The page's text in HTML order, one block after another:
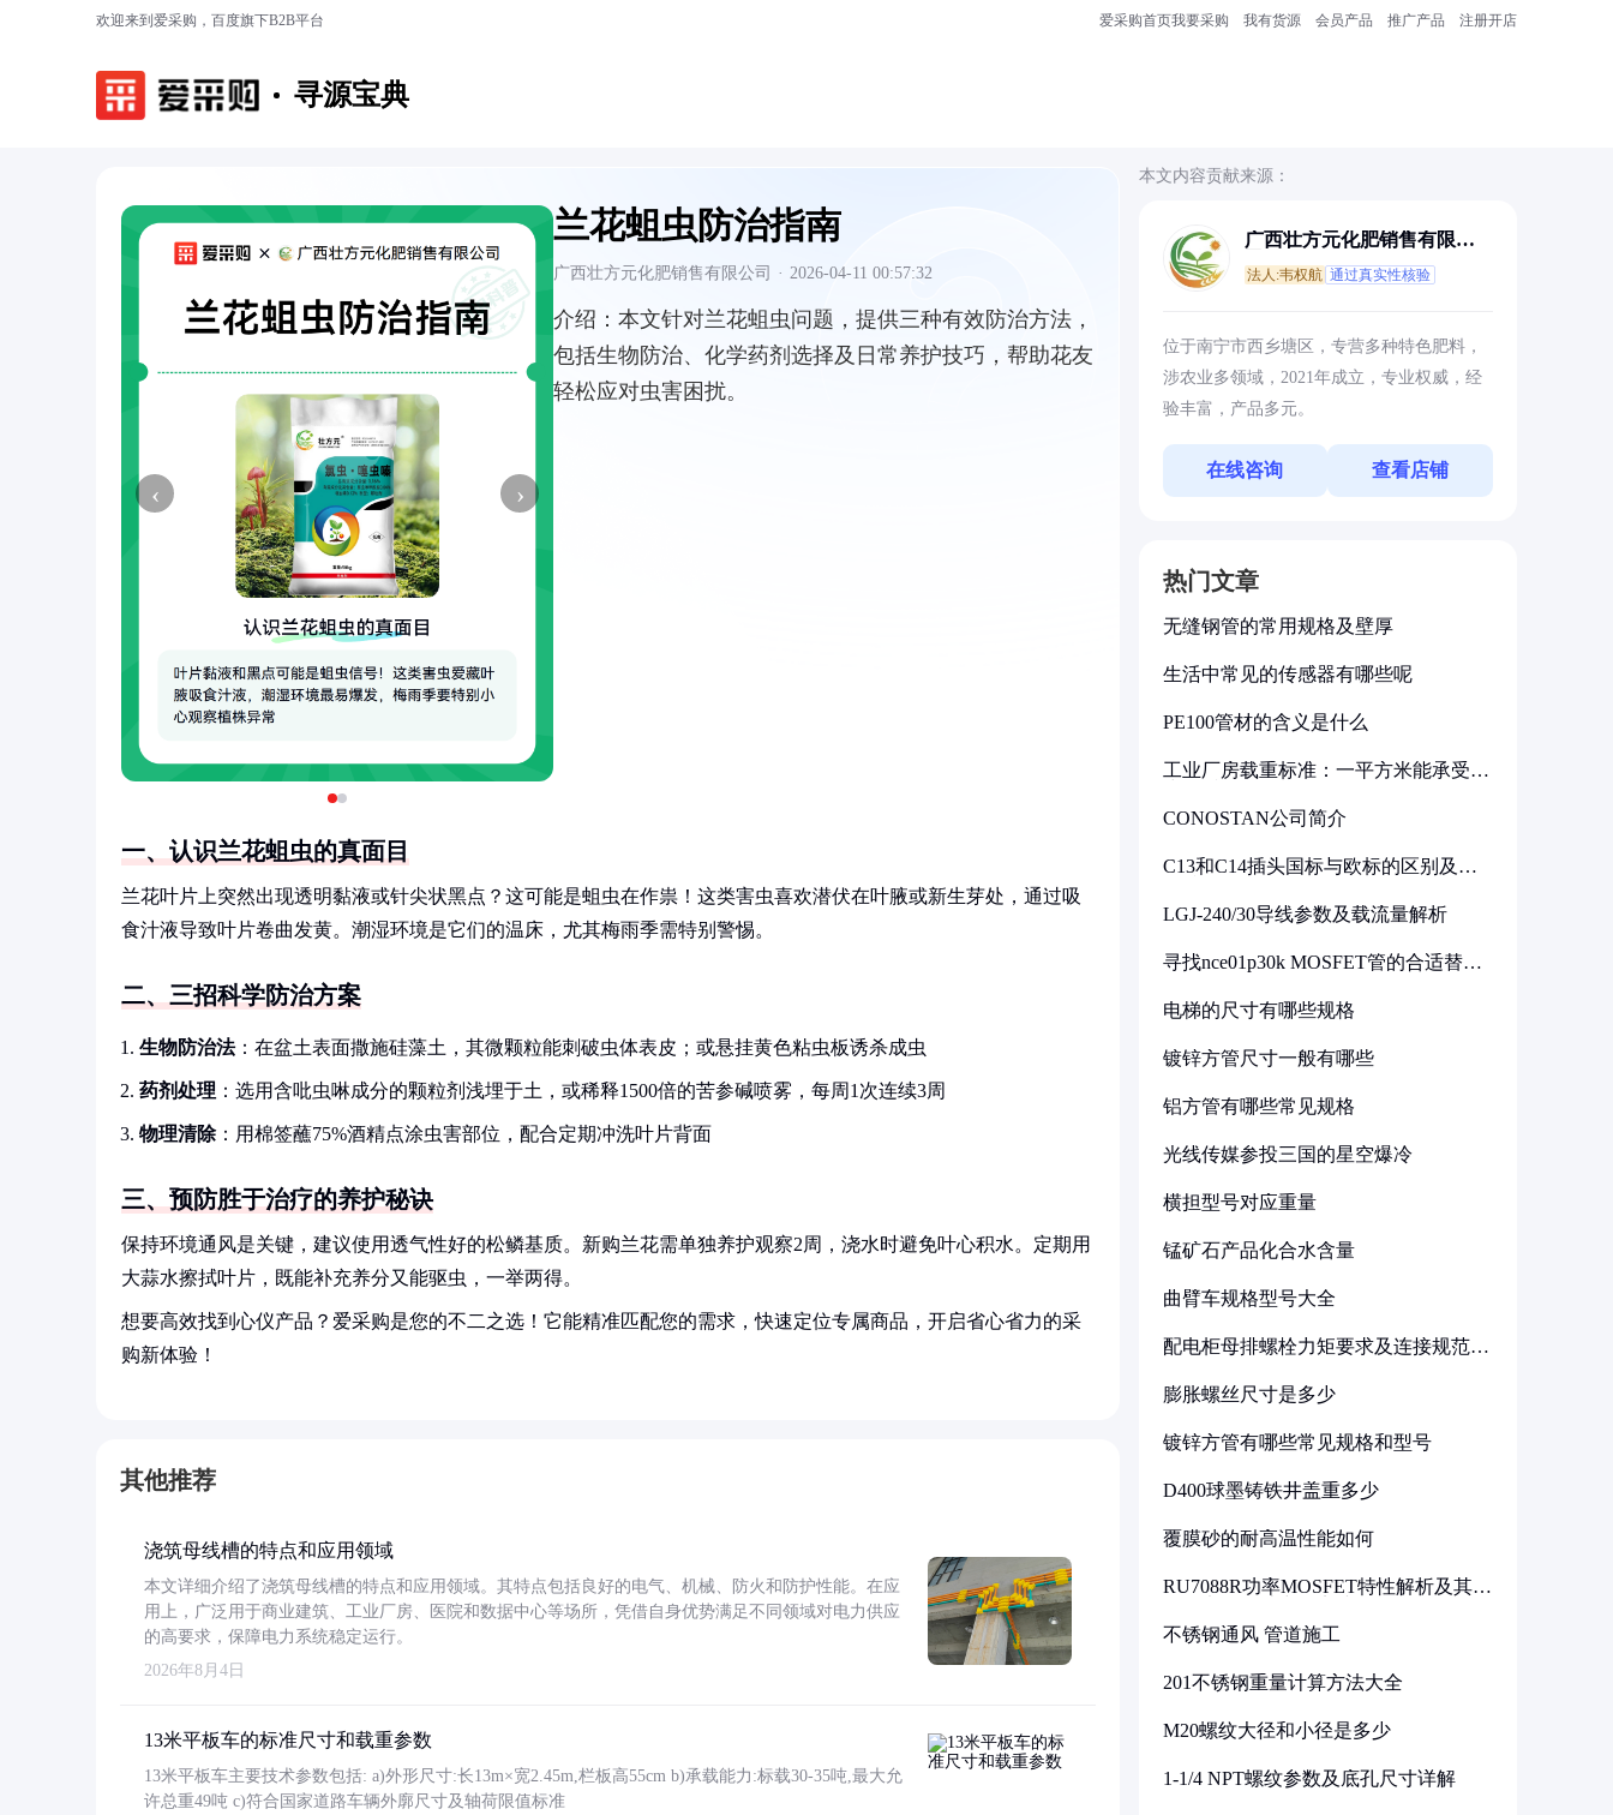
欢迎来到爱采购，百度旗下B2B平台 爱采购首页我要采购 我有货源 会员产品 推广产品 注册开店
寻源宝典
‹ ›
兰花蛆虫防治指南
广西壮方元化肥销售有限公司 · 2026-04-11 00:57:32
介绍： 本文针对兰花蛆虫问题，提供三种有效防治方法，
包括生物防治、化学药剂选择及日常养护技巧，帮助花友
轻松应对虫害困扰。
一、认识兰花蛆虫的真面目
兰花叶片上突然出现透明黏液或针尖状黑点？这可能是蛆虫在作祟！这类害虫喜欢潜伏在叶腋或新生芽处，通过吸
食汁液导致叶片卷曲发黄。潮湿环境是它们的温床，尤其梅雨季需特别警惕。
二、三招科学防治方案
生物防治法：在盆土表面撒施硅藻土，其微颗粒能刺破虫体表皮；或悬挂黄色粘虫板诱杀成虫
药剂处理 ：选用含吡虫啉成分的颗粒剂浅埋于土，或稀释1500倍的苦参碱喷雾，每周1次连续3周
物理清除：用棉签蘸75%酒精点涂虫害部位，配合定期冲洗叶片背面
三、预防胜于治疗的养护秘诀
保持环境通风是关键，建议使用透气性好的松鳞基质。新购兰花需单独养护观察2周，浇水时避免叶心积水。定期用
大蒜水擦拭叶片，既能补充养分又能驱虫，一举两得。
想要高效找到心仪产品？爱采购是您的不二之选！它能精准匹配您的需求，快速定位专属商品，开启省心省力的采
购新体验！
其他推荐
浇筑母线槽的特点和应用领域
本文详细介绍了浇筑母线槽的特点和应用领域。其特点包括良好的电气、机械、防火和防护性能。在应
用上，广泛用于商业建筑、工业厂房、医院和数据中心等场所，凭借自身优势满足不同领域对电力供应
的高要求，保障电力系统稳定运行。
2026年8月4日
13米平板车的标准尺寸和载重参数
13米平板车主要技术参数包括: a)外形尺寸:长13m×宽2.45m,栏板高55cm b)承载能力:标载30-35吨,最大允
许总重49吨 c)符合国家道路车辆外廓尺寸及轴荷限值标准
本文内容贡献来源：
广西壮方元化肥销售有限公
法人:韦权航 通过真实性核验
位于南宁市西乡塘区，专营多种特色肥料，
涉农业多领域，2021年成立，专业权威，经
验丰富，产品多元。
在线咨询 查看店铺
热门文章
无缝钢管的常用规格及壁厚
生活中常见的传感器有哪些呢
PE100管材的含义是什么
工业厂房载重标准：一平方米能承受多
CONOSTAN公司简介
C13和C14插头国标与欧标的区别及其
LGJ-240/30导线参数及载流量解析
寻找nce01p30k MOSFET管的合适替代
电梯的尺寸有哪些规格
镀锌方管尺寸一般有哪些
铝方管有哪些常见规格
光线传媒参投三国的星空爆冷
横担型号对应重量
锰矿石产品化合水含量
曲臂车规格型号大全
配电柜母排螺栓力矩要求及连接规范详
膨胀螺丝尺寸是多少
镀锌方管有哪些常见规格和型号
D400球墨铸铁井盖重多少
覆膜砂的耐高温性能如何
RU7088R功率MOSFET特性解析及其在
不锈钢通风 管道施工
201不锈钢重量计算方法大全
M20螺纹大径和小径是多少
1-1/4 NPT螺纹参数及底孔尺寸详解